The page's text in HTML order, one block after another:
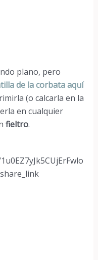
plano, pero
de la corbata aquí
(o calcarla en la
en cualquier
fieltro.